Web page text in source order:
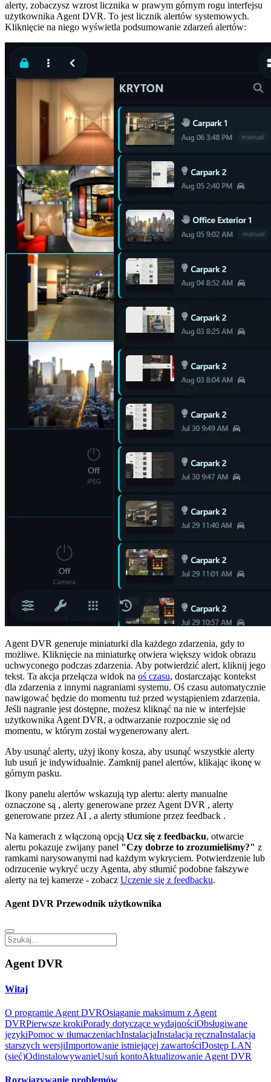
alerty, zobaczysz wzrost licznika w prawym górnym rogu interfejsu
użytkownika Agent DVR. To jest licznik alertów systemowych.
Kliknięcie na niego wyświetla podsumowanie zdarzeń alertów:
Agent DVR generuje miniaturki dla każdego zdarzenia, gdy to
możliwe. Kliknięcie na miniaturkę otwiera większy widok obrazu
uchwyconego podczas zdarzenia. Aby potwierdzić alert, kliknij jego
tekst. Ta akcja przełącza widok na oś czasu, dostarczając kontekst
dla zdarzenia z innymi nagraniami systemu. Oś czasu automatycznie
nawigować będzie do momentu tuż przed wystąpieniem zdarzenia.
Jeśli nagranie jest dostępne, możesz kliknąć na nie w interfejsie
użytkownika Agent DVR, a odtwarzanie rozpocznie się od
momentu, w którym został wygenerowany alert.
Aby usunąć alerty, użyj ikony kosza, aby usunąć wszystkie alerty
lub usuń je indywidualnie. Zamknij panel alertów, klikając ikonę w
górnym pasku.
Ikony panelu alertów wskazują typ alertu: alerty manualne
oznaczone są , alerty generowane przez Agent DVR , alerty
generowane przez AI , a alerty stłumione przez feedback .
Na kamerach z włączoną opcją Ucz się z feedbacku, otwarcie
alertu pokazuje zwijany panel "Czy dobrze to zrozumieliśmy?" z
ramkami narysowanymi nad każdym wykryciem. Potwierdzenie lub
odrzucenie wykryć uczy Agenta, aby stłumić podobne fałszywe
alerty na tej kamerze - zobacz Uczenie się z feedbacku.
Agent DVR Przewodnik użytkownika
Agent DVR
Witaj
O programie Agent DVROsiąganie maksimum z Agent
DVRPierwsze krokiPorady dotyczące wydajnościObsługiwane
językiPomoc w tłumaczeniachInstalacjaInstalacja ręcznaInstalacja
starszych wersjiImportowanie istniejącej zawartościDostęp LAN
(sieć)OdinstalowywanieUsuń kontoAktualizowanie Agent DVR